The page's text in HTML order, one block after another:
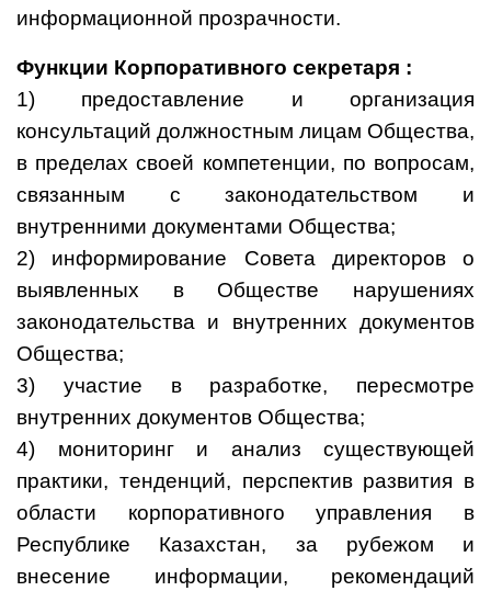
информационной прозрачности.
Функции Корпоративного секретаря :
1) предоставление и организация
консультаций должностным лицам Общества,
в пределах своей компетенции, по вопросам,
связанным с законодательством и
внутренними документами Общества;
2) информирование Совета директоров о
выявленных в Обществе нарушениях
законодательства и внутренних документов
Общества;
3) участие в разработке, пересмотре
внутренних документов Общества;
4) мониторинг и анализ существующей
практики, тенденций, перспектив развития в
области корпоративного управления в
Республике Казахстан, за рубежом и
внесение информации, рекомендаций